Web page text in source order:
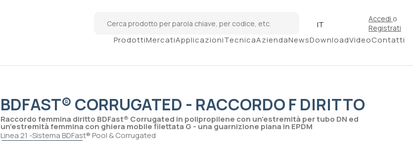
IT
Accedi o
Registrati
ProdottiMercatiApplicazioniTecnicaAziendaNewsDownloadVideoContatti
BDFAST® CORRUGATED - RACCORDO F DIRITTO
Raccordo femmina diritto BDFast® Corrugated in polipropilene con un'estremità per tubo DN ed
un'estremità femmina con ghiera mobile filettata G - una guarnizione piana in EPDM
Linea 21 -Sistema BDFast® Pool & Corrugated